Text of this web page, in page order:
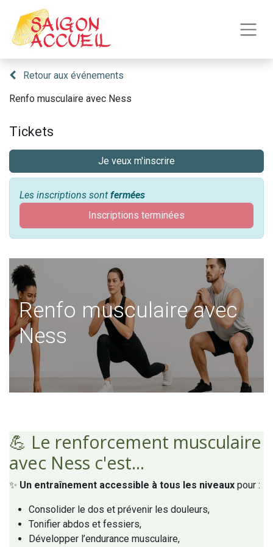
Retour aux événements
Renfo musculaire avec Ness
Tickets
Je veux m'inscrire
Les inscriptions sont fermées
Inscriptions terminées
Renfo musculaire avec
Ness
💪 Le renforcement musculaire
avec Ness c'est...
✨ Un entraînement accessible à tous les niveaux pour :
Consolider le dos et prévenir les douleurs,
Tonifier abdos et fessiers,
Développer l’endurance musculaire,